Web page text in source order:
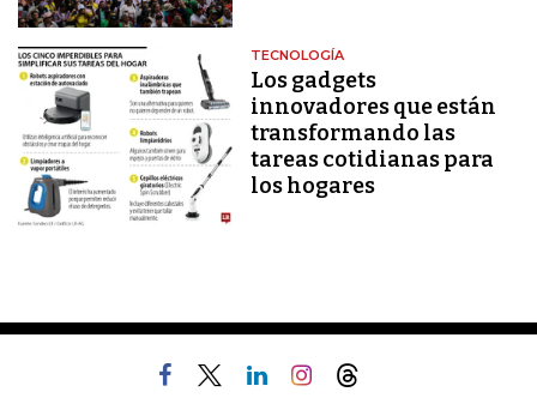
TECNOLOGÍA
Los gadgets
innovadores que están
transformando las
tareas cotidianas para
los hogares